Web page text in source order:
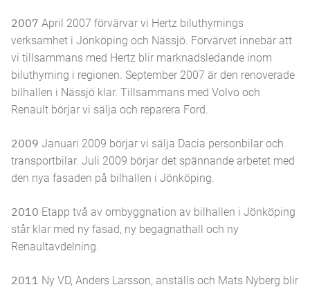
2007 April 2007 förvärvar vi Hertz biluthyrnings
verksamhet i Jönköping och Nässjö. Förvärvet innebär att
vi tillsammans med Hertz blir marknadsledande inom
biluthyrning i regionen. September 2007 är den renoverade
bilhallen i Nässjö klar. Tillsammans med Volvo och
Renault börjar vi sälja och reparera Ford.
2009 Januari 2009 börjar vi sälja Dacia personbilar och
transportbilar. Juli 2009 börjar det spännande arbetet med
den nya fasaden på bilhallen i Jönköping.
2010 Etapp två av ombyggnation av bilhallen i Jönköping
står klar med ny fasad, ny begagnathall och ny
Renaultavdelning.
2011 Ny VD, Anders Larsson, anställs och Mats Nyberg blir